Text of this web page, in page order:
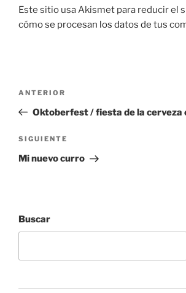
Este sitio usa Akismet para reducir el
cómo se procesan los datos de tus
entradas
Entrada
anterior:
ANTERIOR
Oktoberfest / fiesta de la cerveza
Siguiente
entrada
SIGUIENTE
Mi nuevo curro
Buscar